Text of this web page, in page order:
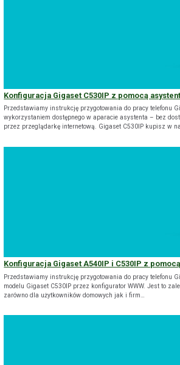
Konfiguracja Gigaset C530IP z pomocą
Przedstawiamy instrukcję przygotowania do pracy telefonu
wykorzystaniem dostępnego w aparacie asystenta – bez
przez przeglądarkę internetową. Gigaset C530IP kupisz w
Konfiguracja Gigaset A540IP i C530IP z
Przedstawiamy instrukcję przygotowania do pracy telefonu
modelu Gigaset C530IP przez konfigurator WWW. Jest to
zarówno dla użytkowników domowych jak i firm…